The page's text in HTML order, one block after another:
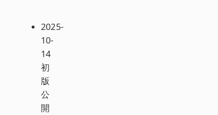
2025-
10-
14
初
版
公
開